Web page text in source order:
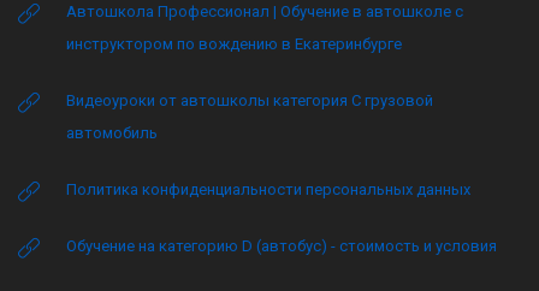
Автошкола Профессионал | Обучение в автошколе с
инструктором по вождению в Екатеринбурге
Видеоуроки от автошколы категория C грузовой
автомобиль
Политика конфиденциальности персональных данных
Обучение на категорию D (автобус) - стоимость и условия